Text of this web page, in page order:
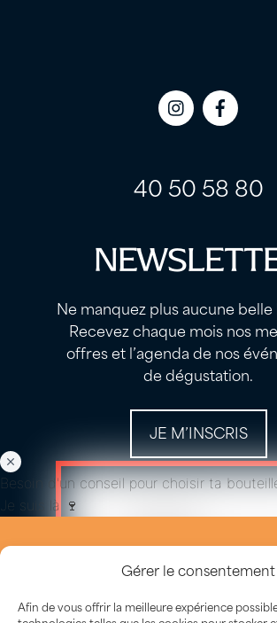
Gérer le consentement
Afin de vous offrir la meilleure expérience
Icon
Icon
40 50 58 80
Ne manquez plus aucune
Recevez chaque mois nos
offres et l’agenda de nos
de dégustation.
JE M’INSCRIS
Besoin d'un conseil pour choisir ta
Je suis là 🍷